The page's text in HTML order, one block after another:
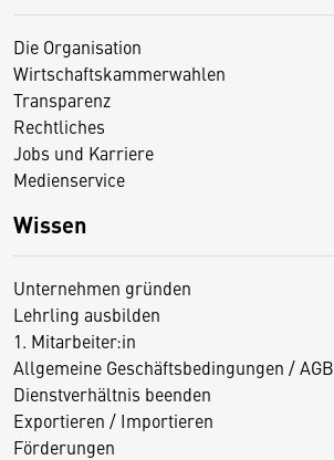
Die Organisation
Wirtschaftskammerwahlen
Transparenz
Rechtliches
Jobs und Karriere
Medienservice
Wissen
Unternehmen gründen
Lehrling ausbilden
1. Mitarbeiter:in
Allgemeine Geschäftsbedingungen / AGB
Dienstverhältnis beenden
Exportieren / Importieren
Förderungen